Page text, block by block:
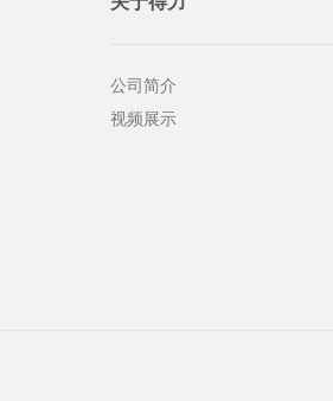
公司简介
视频展示